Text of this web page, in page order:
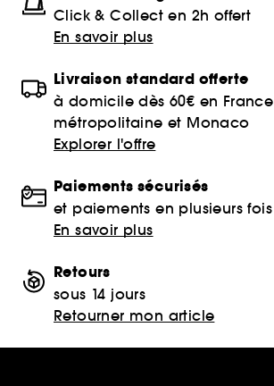
Click & Collect en 2h offert
En savoir plus
Livraison standard offerte
à domicile dès 60€ en France
métropolitaine et Monaco
Explorer l'offre
Paiements sécurisés
et paiements en plusieurs fois
En savoir plus
Retours
sous 14 jours
Retourner mon article